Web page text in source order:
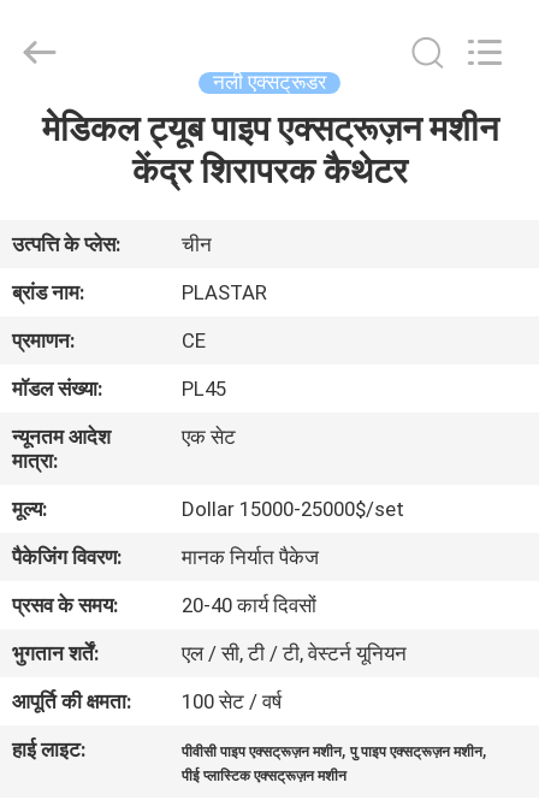
हमारे
बारे
कारखाना
गुणवत्ता
नियंत्रण
संपर्क
करें
Plastar
Machinery
Reserved.
नली एक्सट्रूडर
मेडिकल ट्यूब पाइप एक्सट्रूज़न मशीन
केंद्र शिरापरक कैथेटर
उत्पत्ति के प्लेस:
चीन
ब्रांड नाम:
PLASTAR
प्रमाणन:
CE
मॉडल संख्या:
PL45
न्यूनतम आदेश
मात्रा:
एक सेट
मूल्य:
Dollar 15000-25000$/set
पैकेजिंग विवरण:
मानक निर्यात पैकेज
प्रसव के समय:
20-40 कार्य दिवसों
भुगतान शर्तें:
एल / सी, टी / टी, वेस्टर्न यूनियन
आपूर्ति की क्षमता:
100 सेट / वर्ष
हाई लाइट:
पीवीसी पाइप एक्सट्रूज़न मशीन,पु पाइप एक्सट्रूज़न मशीन,
पीई प्लास्टिक एक्सट्रूज़न मशीन